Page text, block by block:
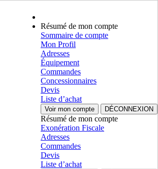
Résumé de mon compte
Sommaire de compte
Mon Profil
Adresses
Équipement
Commandes
Concessionnaires
Devis
Liste d’achat
Voir mon compte DÉCONNEXION
Résumé de mon compte
Exonération Fiscale
Adresses
Commandes
Devis
Liste d’achat